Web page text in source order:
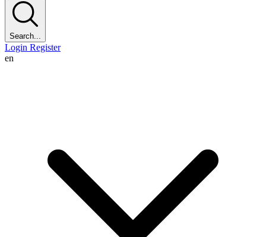
Search...
Login Register
en